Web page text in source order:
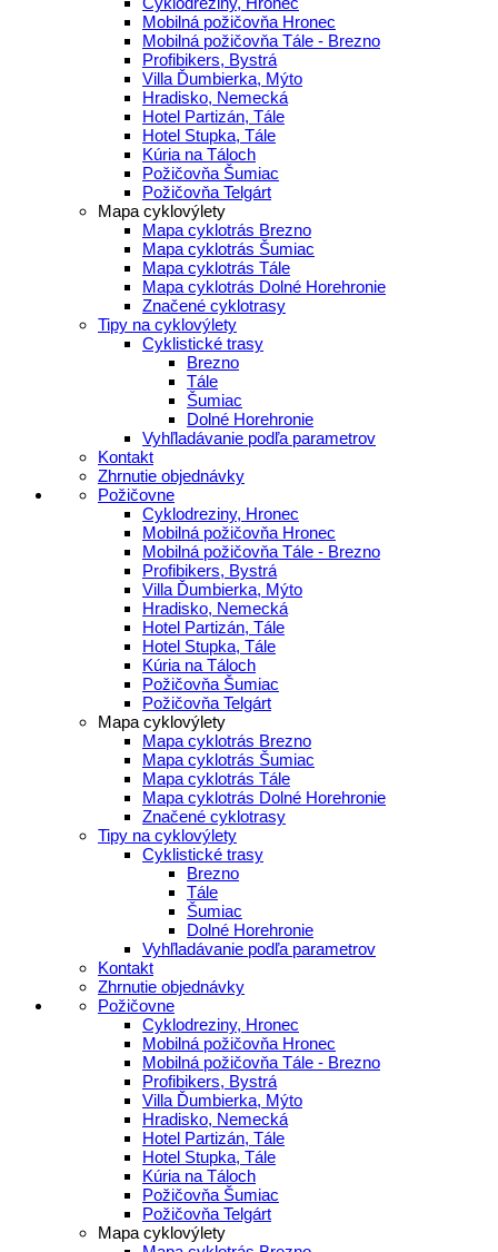
Mobilná požičovňa Hronec
Mobilná požičovňa Tále - Brezno
Profibikers, Bystrá
Villa Ďumbierka, Mýto
Hradisko, Nemecká
Hotel Partizán, Tále
Hotel Stupka, Tále
Kúria na Táloch
Požičovňa Šumiac
Požičovňa Telgárt
Mapa cyklovýlety
Mapa cyklotrás Brezno
Mapa cyklotrás Šumiac
Mapa cyklotrás Tále
Mapa cyklotrás Dolné Horehronie
Značené cyklotrasy
Tipy na cyklovýlety
Cyklistické trasy
Brezno
Tále
Šumiac
Dolné Horehronie
Vyhľladávanie podľa parametrov
Kontakt
Zhrnutie objednávky
Požičovne
Cyklodreziny, Hronec
Mobilná požičovňa Hronec
Mobilná požičovňa Tále - Brezno
Profibikers, Bystrá
Villa Ďumbierka, Mýto
Hradisko, Nemecká
Hotel Partizán, Tále
Hotel Stupka, Tále
Kúria na Táloch
Požičovňa Šumiac
Požičovňa Telgárt
Mapa cyklovýlety
Mapa cyklotrás Brezno
Mapa cyklotrás Šumiac
Mapa cyklotrás Tále
Mapa cyklotrás Dolné Horehronie
Značené cyklotrasy
Tipy na cyklovýlety
Cyklistické trasy
Brezno
Tále
Šumiac
Dolné Horehronie
Vyhľladávanie podľa parametrov
Kontakt
Zhrnutie objednávky
Požičovne
Cyklodreziny, Hronec
Mobilná požičovňa Hronec
Mobilná požičovňa Tále - Brezno
Profibikers, Bystrá
Villa Ďumbierka, Mýto
Hradisko, Nemecká
Hotel Partizán, Tále
Hotel Stupka, Tále
Kúria na Táloch
Požičovňa Šumiac
Požičovňa Telgárt
Mapa cyklovýlety